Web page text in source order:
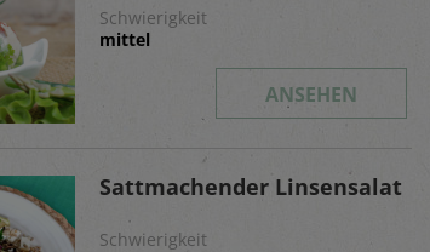
Schwierigkeit
mittel
ANSEHEN
Sattmachender Linsensalat
Schwierigkeit